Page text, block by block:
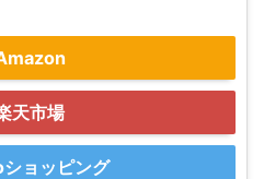
天市場
ョッピング